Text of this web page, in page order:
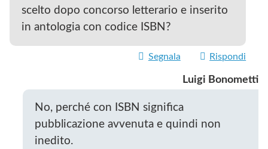
scelto dopo concorso letterario e inserito
in antologia con codice ISBN?
Segnala Rispondi
Luigi Bonometti
No, perché con ISBN significa
pubblicazione avvenuta e quindi non
inedito.